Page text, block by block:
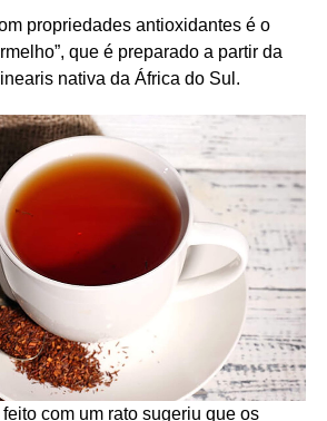
propriedades antioxidantes é o
que é preparado a partir da
nativa da África do Sul.
com um rato sugeriu que os